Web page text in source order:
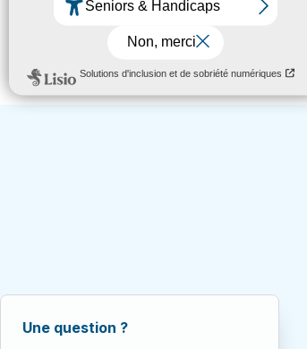
Une question ?